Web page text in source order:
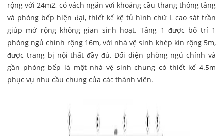
rộng với 24m2, có vách ngăn với khoảng cầu thang thông tầng
và phòng bếp hiện đại, thiết kế kệ tủ hình chữ L cao sát trần
giúp mở rộng không gian sinh hoạt. Tầng 1 được bố trí 1
phòng ngủ chính rộng 16m, với nhà vệ sinh khép kín rộng 5m,
được trang bị nội thất đầy đủ. Đối diện phòng ngủ chính và
gần phòng bếp là một nhà vệ sinh chung có thiết kế 4.5m
phục vụ nhu cầu chung của các thành viên.